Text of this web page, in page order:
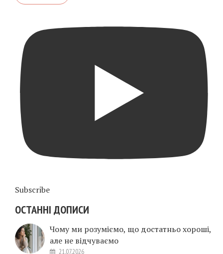
Subscribe
ОСТАННІ ДОПИСИ
Чому ми розуміємо, що достатньо хороші,
але не відчуваємо
21.07.2026